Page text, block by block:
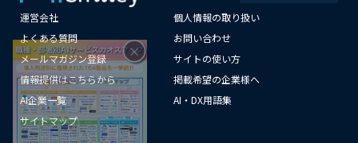
運営会社
個人情報の取り扱い
よくある質問
お問い合わせ
メールマガジン登録
サイトの使い方
情報提供はこちらから
掲載希望の企業様へ
AI企業一覧
AI・DX用語集
サイトマップ
×